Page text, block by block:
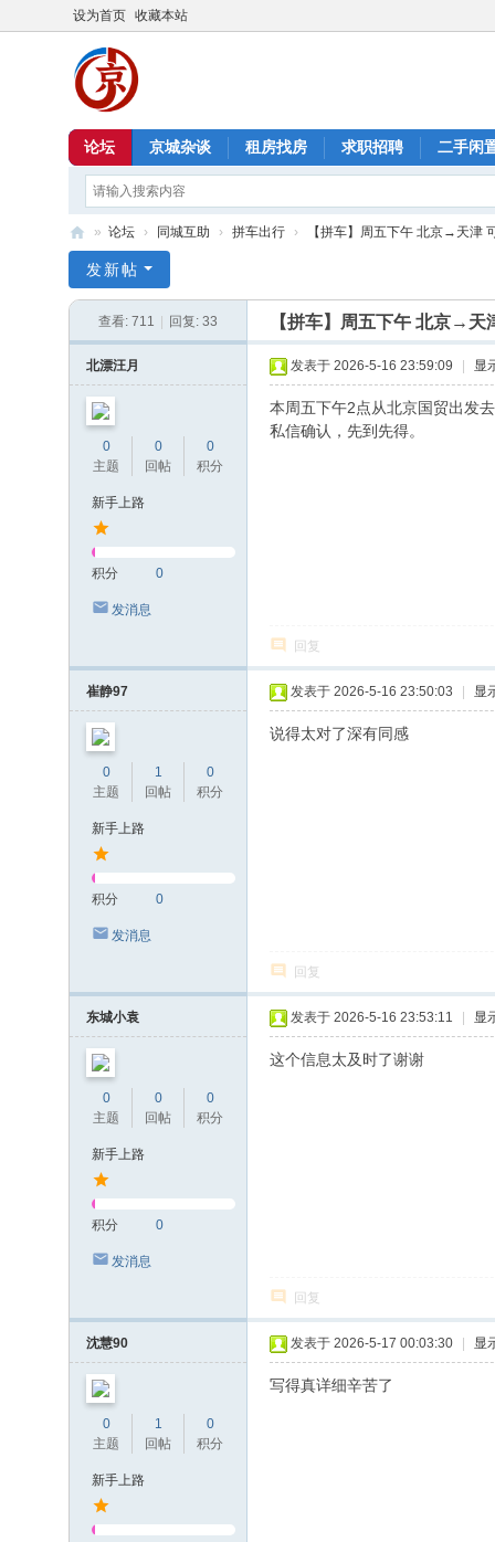
设为首页 收藏本站
论坛 京城杂谈 租房找房 求职招聘 二手闲
京
» 论坛 › 同城互助 › 拼车出行 › 【拼车】周五下午 北京→天津
发新帖
查看: 711 回复: 33 【拼车】周五下午 北京→天
北漂汪月
0
主题
0
回帖
0
积分
新手上路
积分 0
发消息
发表于 2026-5-16 23:59:09 显
本周五下午2点从北京国贸出发
私信确认，先到先得。
回复
崔静97
0
主题
1
回帖
0
积分
新手上路
积分 0
发消息
发表于 2026-5-16 23:50:03 显
说得太对了深有同感
回复
东城小袁
0
主题
0
回帖
0
积分
新手上路
积分 0
发消息
发表于 2026-5-16 23:53:11 显
这个信息太及时了谢谢
回复
沈慧90
0
主题
1
回帖
0
积分
新手上路
发表于 2026-5-17 00:03:30 显
写得真详细辛苦了